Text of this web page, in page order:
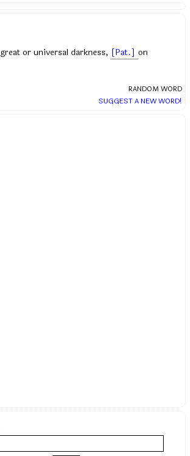
great or universal darkness, [Pat.] on
RANDOM WORD
SUGGEST A NEW WORD!